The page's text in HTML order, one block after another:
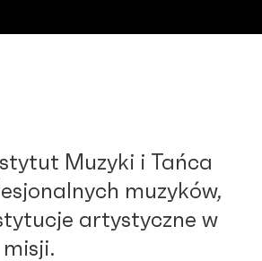
Muzyki i Tańca
muzyków,
artystyczne w